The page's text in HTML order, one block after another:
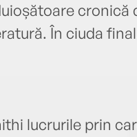
cronică
În ciuda
lucrurile prin